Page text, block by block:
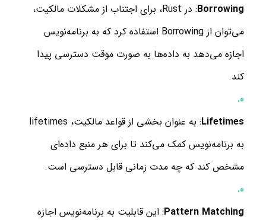
Borrowing
: در Rust، برای اجتناب از مشکلات مالکیت،
می‌توان از Borrowing استفاده کرد که به برنامه‌نویس
اجازه می‌دهد به داده‌ها به صورت موقت دسترسی پیدا
کند.
Lifetimes
: به عنوان بخشی از قواعد مالکیت، lifetimes
به برنامه‌نویس کمک می‌کند تا برای هر منبع داده‌ای
مشخص کند که چه مدت زمانی قابل دسترسی است.
Pattern Matching: این قابلیت به برنامه‌نویس اجازه